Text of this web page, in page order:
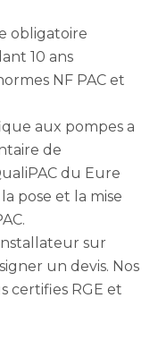
obligatoire
10 ans
NF PAC et
aux pompes a
de
du Eure
pose et la mise
sur
un devis. Nos
certifies RGE et